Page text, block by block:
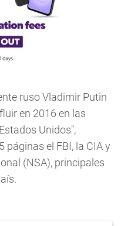
ruso Vladimir Putin
en 2016 en las
Unidos",
páginas el FBI, la CIA y
(NSA), principales